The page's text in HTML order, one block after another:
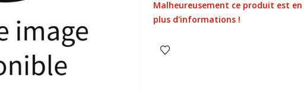
Malheureusement ce produit est
plus d'informations !